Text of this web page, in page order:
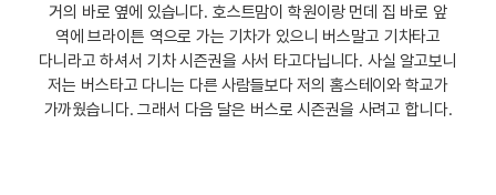
거의 바로 옆에 있습니다. 호스트맘이 학원이랑 먼데 집 바로 앞
역에 브라이튼 역으로 가는 기차가 있으니 버스말고 기차타고
다니라고 하셔서 기차 시즌권을 사서 타고다닙니다. 사실 알고보니
저는 버스타고 다니는 다른 사람들보다 저의 홈스테이와 학교가
가까웠습니다. 그래서 다음 달은 버스로 시즌권을 사려고 합니다.